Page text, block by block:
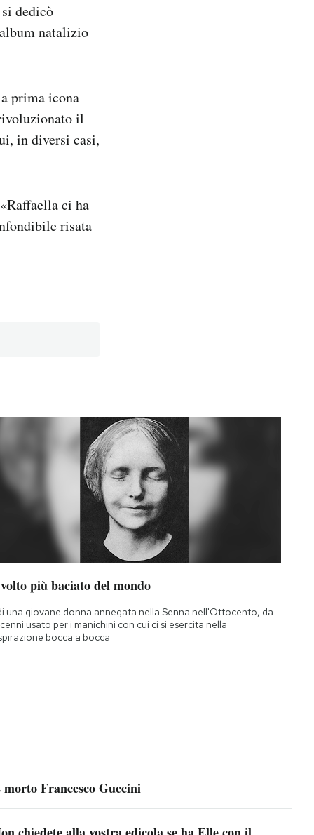
dedicò
natalizio
prima icona
il
in diversi casi,
ci ha
risata
più baciato del mondo
una giovane donna annegata nella Senna nell'Ottocento, da
usato per i manichini con cui ci si esercita nella
bocca a bocca
morto Francesco Guccini